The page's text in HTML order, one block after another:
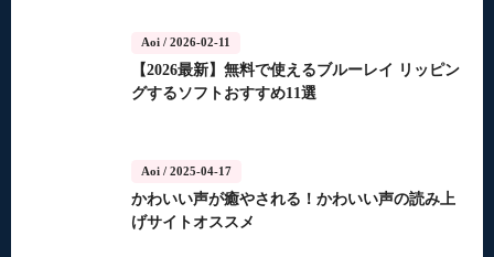
Aoi/ 2026-02-11
【2026最新】無料で使えるブルーレイ リッピン
グするソフトおすすめ11選
Aoi/ 2025-04-17
かわいい声が癒やされる！かわいい声の読み上
げサイトオススメ